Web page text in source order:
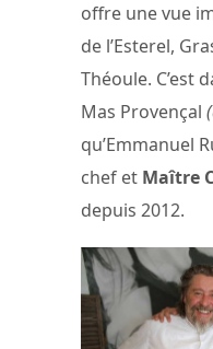
offre une vue
de l’Esterel,
Théoule. C’est
Mas Provençal
qu’Emmanuel
chef et Maître
depuis 2012.